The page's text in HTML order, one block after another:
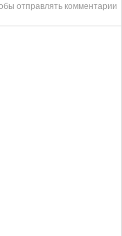
отправлять комментарии